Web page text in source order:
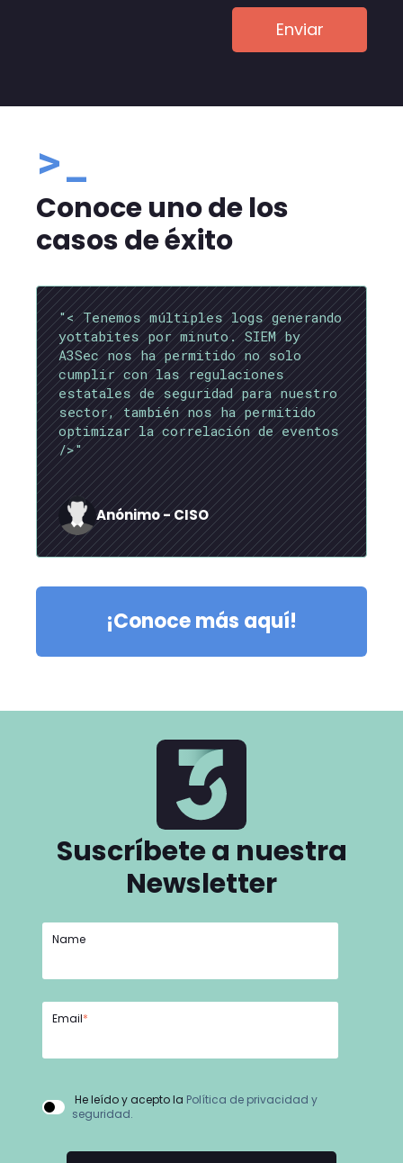
>_
Conoce uno de los
casos de éxito
"< Tenemos múltiples logs generando
yottabites por minuto. SIEM by
A3Sec nos ha permitido no solo
cumplir con las regulaciones
estatales de seguridad para nuestro
sector, también nos ha permitido
optimizar la correlación de eventos
/>"
Anónimo - CISO
¡Conoce más aquí!
Suscríbete a nuestra
Newsletter
Name
Email*
He leído y acepto la Política de privacidad y
seguridad.